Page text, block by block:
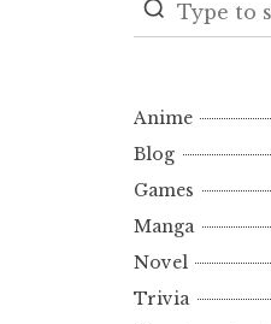
Anime
Blog
Games
Manga
Novel
Trivia